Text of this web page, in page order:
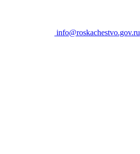
info@roskachestvo.gov.ru